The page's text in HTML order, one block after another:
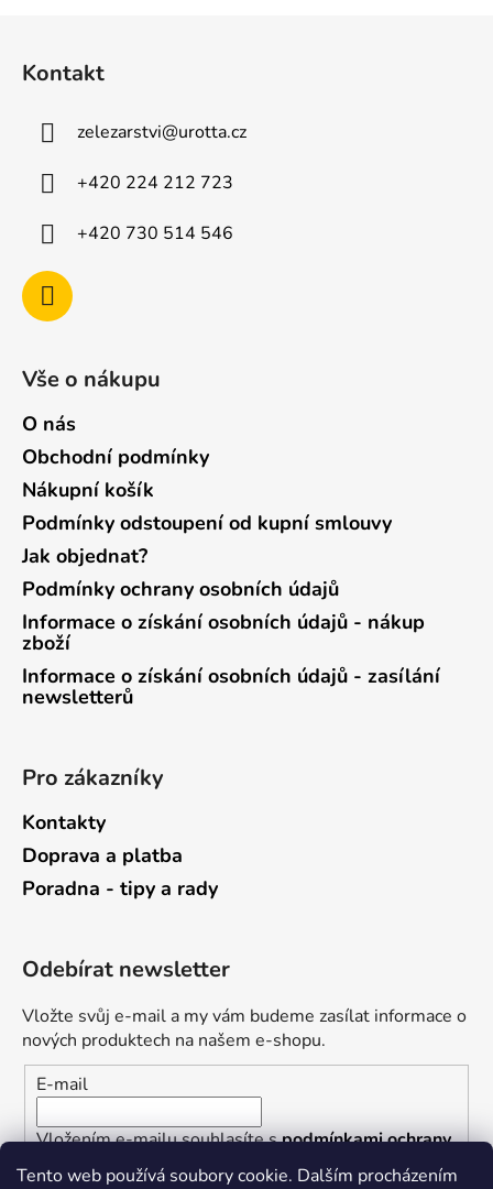
Tento web používá soubory cookie. Dalším procházením
Kontakt
zelezarstvi@urotta.cz
+420 224 212 723
+420 730 514 546
Vše o nákupu
O nás
Obchodní podmínky
Nákupní košík
Podmínky odstoupení od kupní smlouvy
Jak objednat?
Podmínky ochrany osobních údajů
Informace o získání osobních údajů - nákup
zboží
Informace o získání osobních údajů - zasílání
newsletterů
Pro zákazníky
Kontakty
Doprava a platba
Poradna - tipy a rady
Odebírat newsletter
Vložte svůj e-mail a my vám budeme zasílat informace o
nových produktech na našem e-shopu.
E-mail
Vložením e-mailu souhlasíte spodmínkami ochrany
osobních údajů